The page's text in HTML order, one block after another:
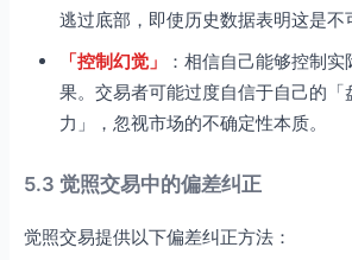
逃过底部，即使历史数据表明这是不
「控制幻觉」
：相信自己能够控制
果。交易者可能过度自信于自己的「
力」，忽视市场的不确定性本质。
5.3 觉照交易中的偏差纠正
觉照交易提供以下偏差纠正方法：